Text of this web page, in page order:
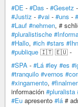
#DE - #Das - #Gesetz -
#Justiz - #vai - #uns -
#Lauf #nehmen, #
#pluralistische
#Hallo, #ich #stars
#publique 🇮🇹 🇪🇺 -
#SPA - #Lá #ley #es
#tranquilo #vernos
#xingamento,
información #pluralista
#Eu apresento #lá #